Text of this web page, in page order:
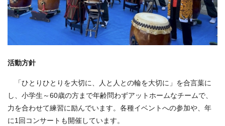
活動方針
「ひとりひとりを大切に、人と人との輪を大切に」を合言葉に
し、小学生～60歳の方まで年齢問わずアットホームなチームで、
力を合わせて練習に励んでいます。各種イベントへの参加や、年
に1回コンサートも開催しています。